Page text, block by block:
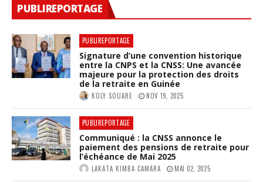
PUBLIREPORTAGE
PUBLIREPORTAGE
Signature d’une convention historique
entre la CNPS et la CNSS: Une avancée
majeure pour la protection des droits
de la retraite en Guinée
KOLY SOUARE NOV 19, 2025
PUBLIREPORTAGE
Communiqué : la CNSS annonce le
paiement des pensions de retraite pour
l’échéance de Mai 2025
LAKATA KIMBA CAMARA MAI 02, 2025